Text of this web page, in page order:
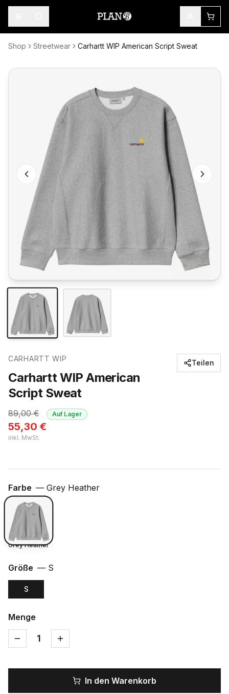
Shop Streetwear Carhartt WIP American Script Sweat
CARHARTT WIP
Carhartt WIP American
Script Sweat
89,00€
55,30 €
inkl. MwSt.
Auf Lager
Teilen
Farbe — Grey Heather
Grey Heather
Größe — S
S
Menge
1
In den Warenkorb